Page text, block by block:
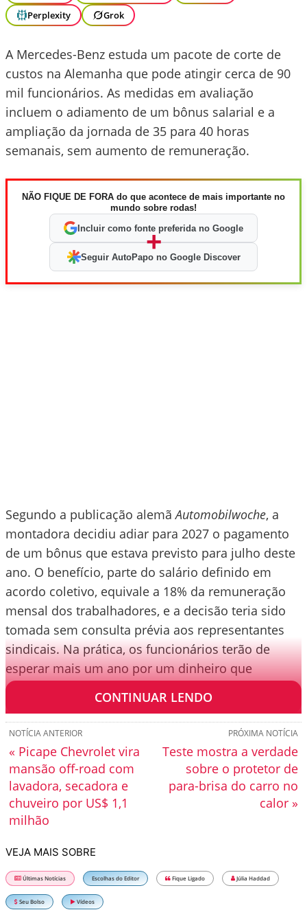
Perplexity
Grok
A Mercedes-Benz estuda um pacote de corte de
custos na Alemanha que pode atingir cerca de 90
mil funcionários. As medidas em avaliação
incluem o adiamento de um bônus salarial e a
ampliação da jornada de 35 para 40 horas
semanais, sem aumento de remuneração.
NÃO FIQUE DE FORA do que acontece de mais importante no
mundo sobre rodas!
Incluir como fonte preferida no Google
+
Seguir AutoPapo no Google Discover
Segundo a publicação alemãAutomobilwoche, a
montadora decidiu adiar para 2027 o pagamento
de um bônus que estava previsto para julho deste
ano. O benefício, parte do salário definido em
acordo coletivo, equivale a 18% da remuneração
mensal dos trabalhadores, e a decisão teria sido
tomada sem consulta prévia aos representantes
sindicais. Na prática, os funcionários terão de
esperar mais um ano por um dinheiro que
aguardavam para o próximo mês.
CONTINUAR LENDO
PRÓXIMA NOTÍCIA
Teste mostra a verdade
sobre o protetor de
para-brisa do carro no
calor »
NOTÍCIA ANTERIOR
« Picape Chevrolet vira
mansão off-road com
lavadora, secadora e
chuveiro por US$ 1,1
milhão
VEJA MAIS SOBRE
Últimas Notícias Escolhas do Editor Fique Ligado Júlia Haddad
Seu Bolso Vídeos